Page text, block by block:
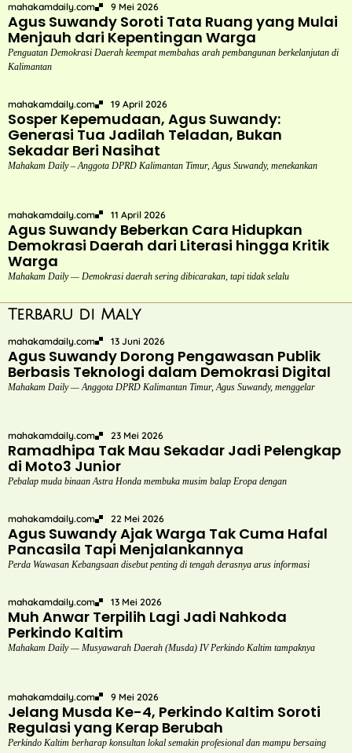
mahakamdaily.com 9 Mei 2026
Agus Suwandy Soroti Tata Ruang yang Mulai
Menjauh dari Kepentingan Warga
Penguatan Demokrasi Daerah keempat membahas arah pembangunan berkelanjutan di
Kalimantan
mahakamdaily.com 19 April 2026
Sosper Kepemudaan, Agus Suwandy:
Generasi Tua Jadilah Teladan, Bukan
Sekadar Beri Nasihat
Mahakam Daily – Anggota DPRD Kalimantan Timur, Agus Suwandy, menekankan
mahakamdaily.com 11 April 2026
Agus Suwandy Beberkan Cara Hidupkan
Demokrasi Daerah dari Literasi hingga Kritik
Warga
Mahakam Daily — Demokrasi daerah sering dibicarakan, tapi tidak selalu
Terbaru di Maly
mahakamdaily.com 13 Juni 2026
Agus Suwandy Dorong Pengawasan Publik
Berbasis Teknologi dalam Demokrasi Digital
Mahakam Daily — Anggota DPRD Kalimantan Timur, Agus Suwandy, menggelar
mahakamdaily.com 23 Mei 2026
Ramadhipa Tak Mau Sekadar Jadi Pelengkap
di Moto3 Junior
Pebalap muda binaan Astra Honda membuka musim balap Eropa dengan
mahakamdaily.com 22 Mei 2026
Agus Suwandy Ajak Warga Tak Cuma Hafal
Pancasila Tapi Menjalankannya
Perda Wawasan Kebangsaan disebut penting di tengah derasnya arus informasi
mahakamdaily.com 13 Mei 2026
Muh Anwar Terpilih Lagi Jadi Nahkoda
Perkindo Kaltim
Mahakam Daily — Musyawarah Daerah (Musda) IV Perkindo Kaltim tampaknya
mahakamdaily.com 9 Mei 2026
Jelang Musda Ke-4, Perkindo Kaltim Soroti
Regulasi yang Kerap Berubah
Perkindo Kaltim berharap konsultan lokal semakin profesional dan mampu bersaing